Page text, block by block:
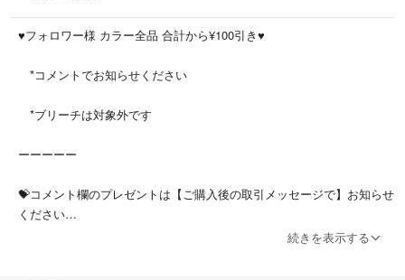
ブリーチやカラー、白髪染めを繰り返すほど白髪は増えます！白髪染めは
あくまでも表面的なものです。白髪対策には根本的な原因を取り除くこと
♥️フォロワー様 カラー全品 合計から¥100引き♥️
*コメントでお知らせください
*ブリーチは対象外です
ーーーーー
💝コメント欄のプレゼントは【ご購入後の取引メッセージで】お知らせ
ください
続きを表示する